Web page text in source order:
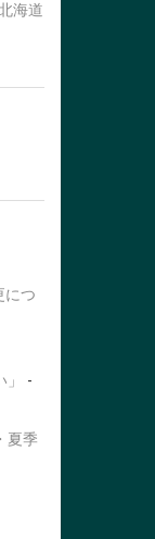
海道
につ
-
夏季